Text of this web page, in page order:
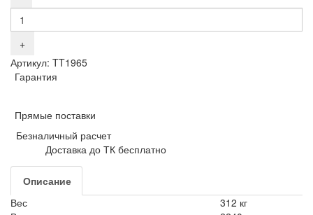
Артикул: TT1965
Гарантия
Прямые поставки
Безналичный расчет
Доставка до ТК бесплатно
Описание
Вес
312 кг